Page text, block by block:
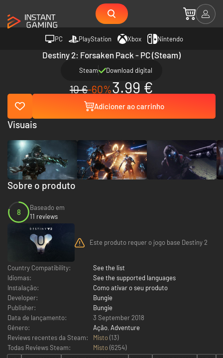
PC PlayStation Xbox Nintendo
Destiny 2: Forsaken Pack - PC (Steam)
Steam Download digital
10 €-60%3.99 €
Adicioner ao carrinho
Sobre o produto
8
Baseado em
11 reviews
Este produto requer o jogo base Destiny 2
Country Compatibility:
See the list
Idiomas:
See the supported languages
Instalação:
Como ativar o seu produto
Developer:
Bungie
Publisher:
Bungie
Data de lançamento:
3 September 2018
Género:
Ação, Adventure
Reviews recentes da Steam:
Misto(13)
Todas Reviews Steam:
Misto(6254)
Visuais